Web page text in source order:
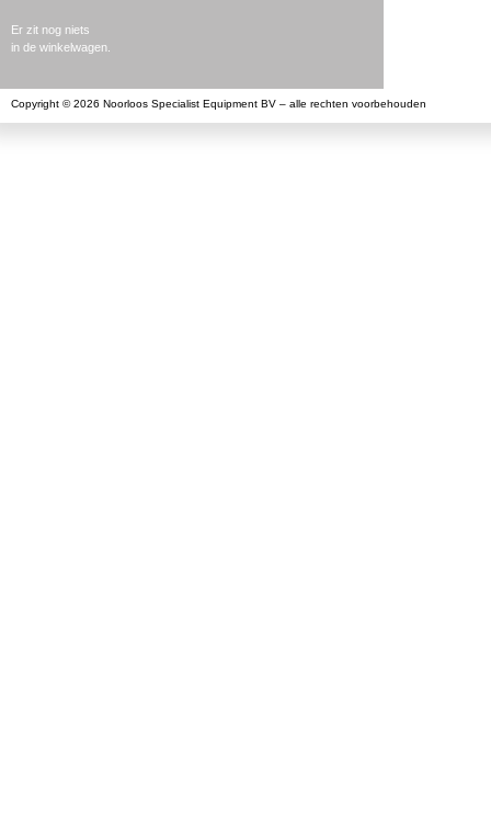
Er zit nog niets
in de winkelwagen.
Copyright © 2026 Noorloos Specialist Equipment BV – alle rechten voorbehouden